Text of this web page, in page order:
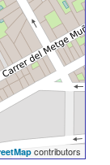
contributors